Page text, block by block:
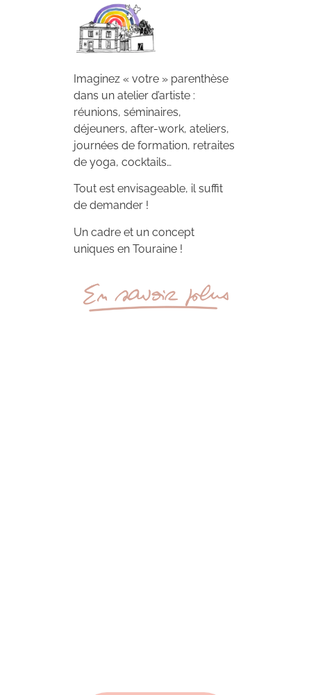
Imaginez « votre » parenthèse
dans un atelier d’artiste :
réunions, séminaires,
déjeuners, after-work, ateliers,
journées de formation, retraites
de yoga, cocktails…
Tout est envisageable, il suffit
de demander !
Un cadre et un concept
uniques en Touraine !